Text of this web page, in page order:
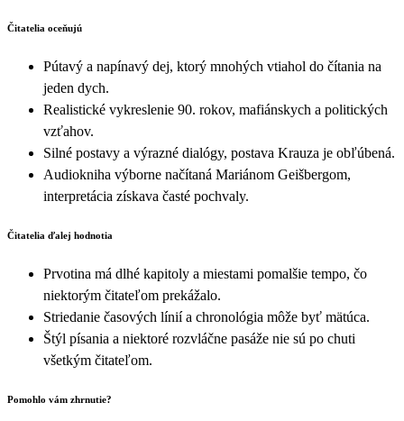
Čitatelia oceňujú
Pútavý a napínavý dej, ktorý mnohých vtiahol do čítania na
jeden dych.
Realistické vykreslenie 90. rokov, mafiánskych a politických
vzťahov.
Silné postavy a výrazné dialógy, postava Krauza je obľúbená.
Audiokniha výborne načítaná Mariánom Geišbergom,
interpretácia získava časté pochvaly.
Čitatelia ďalej hodnotia
Prvotina má dlhé kapitoly a miestami pomalšie tempo, čo
niektorým čitateľom prekážalo.
Striedanie časových línií a chronológia môže byť mätúca.
Štýl písania a niektoré rozvláčne pasáže nie sú po chuti
všetkým čitateľom.
Pomohlo vám zhrnutie?